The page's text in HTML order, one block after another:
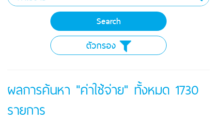
ตัวกรอง
ผลการค้นหา "ค่าใช้จ่าย" ทั้งหมด 1730
รายการ